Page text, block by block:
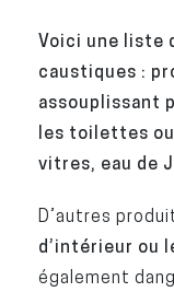
Voici une liste
caustiques :
assouplissant
les toilettes
vitres, eau de
D’autres
d’intérieur ou
également